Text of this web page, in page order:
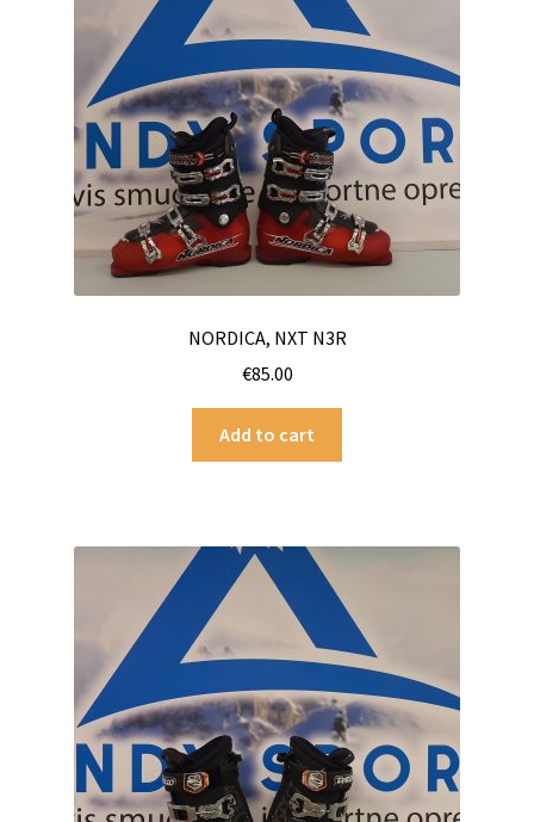
NORDICA, NXT N3R
€85.00
Add to cart